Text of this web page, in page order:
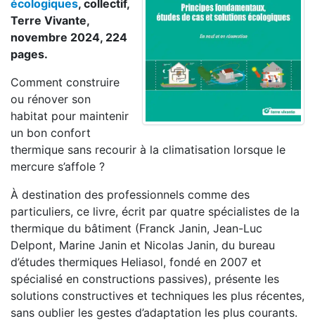
écologiques, collectif,
Terre Vivante,
novembre 2024, 224
pages.
Comment construire
ou rénover son
habitat pour maintenir
un bon confort
thermique sans recourir à la climatisation lorsque le
mercure s’affole ?
À destination des professionnels comme des
particuliers, ce livre, écrit par quatre spécialistes de la
thermique du bâtiment (Franck Janin, Jean-Luc
Delpont, Marine Janin et Nicolas Janin, du bureau
d’études thermiques Heliasol, fondé en 2007 et
spécialisé en constructions passives), présente les
solutions constructives et techniques les plus récentes,
sans oublier les gestes d’adaptation les plus courants.